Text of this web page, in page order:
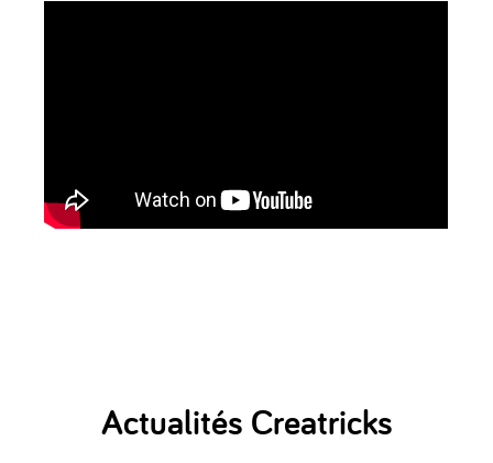
Actualités Creatricks